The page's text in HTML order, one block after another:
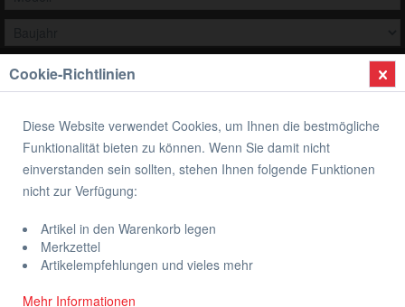
Auswählen
Übersicht Bremsen
AP-Racing Bremsbeläge SF Sintermetall
ABE Yamaha vorne
Cookie-Richtlinien
Diese Website verwendet Cookies, um Ihnen die bestmögliche
Funktionalität bieten zu können. Wenn Sie damit nicht
einverstanden sein sollten, stehen Ihnen folgende Funktionen
nicht zur Verfügung:
Artikel in den Warenkorb legen
Merkzettel
Artikelempfehlungen und vieles mehr
Mehr Informationen